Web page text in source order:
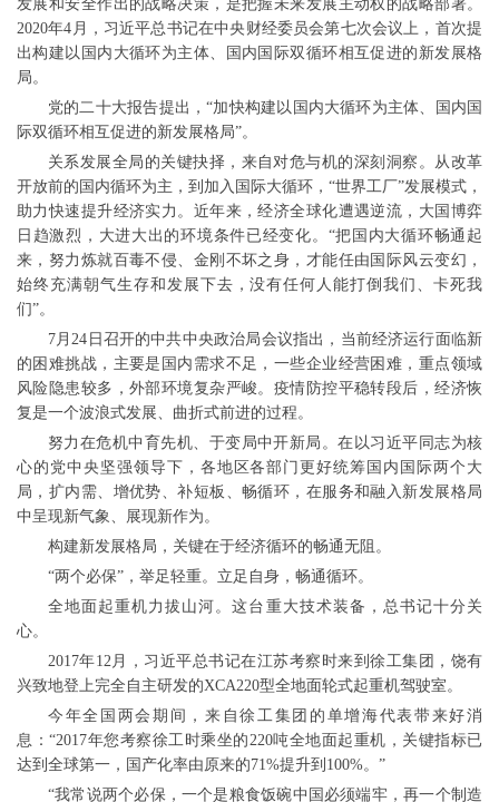
发展和安全作出的战略决策，是把握未来发展主动权的战略部署。
2020年4月，习近平总书记在中央财经委员会第七次会议上，首次提
出构建以国内大循环为主体、国内国际双循环相互促进的新发展格
局。
党的二十大报告提出，“加快构建以国内大循环为主体、国内国
际双循环相互促进的新发展格局”。
关系发展全局的关键抉择，来自对危与机的深刻洞察。从改革
开放前的国内循环为主，到加入国际大循环，“世界工厂”发展模式，
助力快速提升经济实力。近年来，经济全球化遭遇逆流，大国博弈
日趋激烈，大进大出的环境条件已经变化。“把国内大循环畅通起
来，努力炼就百毒不侵、金刚不坏之身，才能任由国际风云变幻，
始终充满朝气生存和发展下去，没有任何人能打倒我们、卡死我
们”。
7月24日召开的中共中央政治局会议指出，当前经济运行面临新
的困难挑战，主要是国内需求不足，一些企业经营困难，重点领域
风险隐患较多，外部环境复杂严峻。疫情防控平稳转段后，经济恢
复是一个波浪式发展、曲折式前进的过程。
努力在危机中育先机、于变局中开新局。在以习近平同志为核
心的党中央坚强领导下，各地区各部门更好统筹国内国际两个大
局，扩内需、增优势、补短板、畅循环，在服务和融入新发展格局
中呈现新气象、展现新作为。
构建新发展格局，关键在于经济循环的畅通无阻。
“两个必保”，举足轻重。立足自身，畅通循环。
全地面起重机力拔山河。这台重大技术装备，总书记十分关
心。
2017年12月，习近平总书记在江苏考察时来到徐工集团，饶有
兴致地登上完全自主研发的XCA220型全地面轮式起重机驾驶室。
今年全国两会期间，来自徐工集团的单增海代表带来好消
息：“2017年您考察徐工时乘坐的220吨全地面起重机，关键指标已
达到全球第一，国产化率由原来的71%提升到100%。”
“我常说两个必保，一个是粮食饭碗中国必须端牢，再一个制造